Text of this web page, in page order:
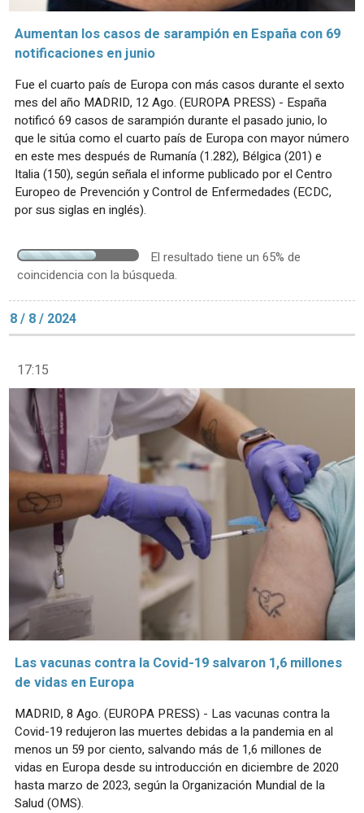
Aumentan los casos de sarampión en España con 69
notificaciones en junio
Fue el cuarto país de Europa con más casos durante el sexto
mes del año MADRID, 12 Ago. (EUROPA PRESS) - España
notificó 69 casos de sarampión durante el pasado junio, lo
que le sitúa como el cuarto país de Europa con mayor número
en este mes después de Rumanía (1.282), Bélgica (201) e
Italia (150), según señala el informe publicado por el Centro
Europeo de Prevención y Control de Enfermedades (ECDC,
por sus siglas en inglés).
El resultado tiene un 65% de
coincidencia con la búsqueda.
8 / 8 / 2024
17:15
Las vacunas contra la Covid-19 salvaron 1,6 millones
de vidas en Europa
MADRID, 8 Ago. (EUROPA PRESS) - Las vacunas contra la
Covid-19 redujeron las muertes debidas a la pandemia en al
menos un 59 por ciento, salvando más de 1,6 millones de
vidas en Europa desde su introducción en diciembre de 2020
hasta marzo de 2023, según la Organización Mundial de la
Salud (OMS).